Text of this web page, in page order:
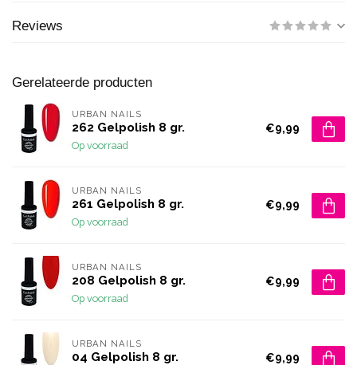
Reviews
Gerelateerde producten
URBAN NAILS
262 Gelpolish 8 gr.
Op voorraad
€9,99
URBAN NAILS
261 Gelpolish 8 gr.
Op voorraad
€9,99
URBAN NAILS
208 Gelpolish 8 gr.
Op voorraad
€9,99
URBAN NAILS
04 Gelpolish 8 gr. €9,99